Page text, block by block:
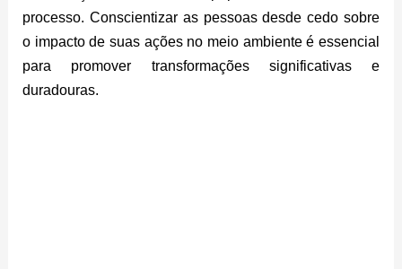
processo. Conscientizar as pessoas desde cedo sobre
o impacto de suas ações no meio ambiente é essencial
para promover transformações significativas e
duradouras.